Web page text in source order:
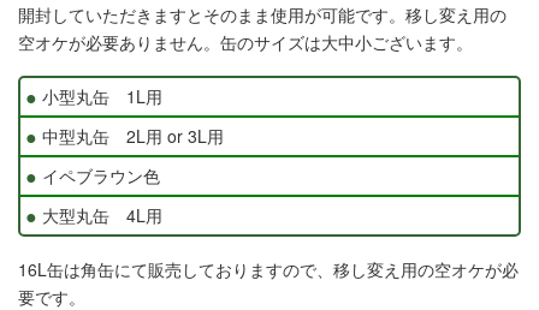
開封していただきますとそのまま使用が可能です。移し変え用の
空オケが必要ありません。缶のサイズは大中小ございます。
小型丸缶 1L用
中型丸缶 2L用 or 3L用
イペブラウン色
大型丸缶 4L用
16L缶は角缶にて販売しておりますので、移し変え用の空オケが必
要です。